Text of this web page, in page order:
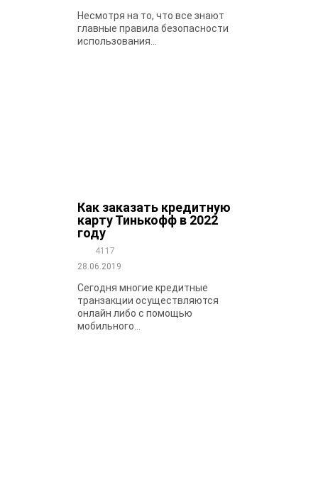
Несмотря на то, что все знают
главные правила безопасности
использования...
Как заказать кредитную
карту Тинькофф в 2022
году
4117
28.06.2019
Сегодня многие кредитные
транзакции осуществляются
онлайн либо с помощью
мобильного...